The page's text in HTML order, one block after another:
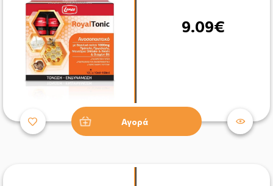
9.09€
Αγορά